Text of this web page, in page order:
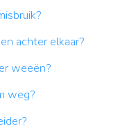
achter elkaar?
weeën?
weg?